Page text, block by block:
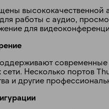
высококачественной
работы с аудио,
для
современные
Несколько портов
и другие